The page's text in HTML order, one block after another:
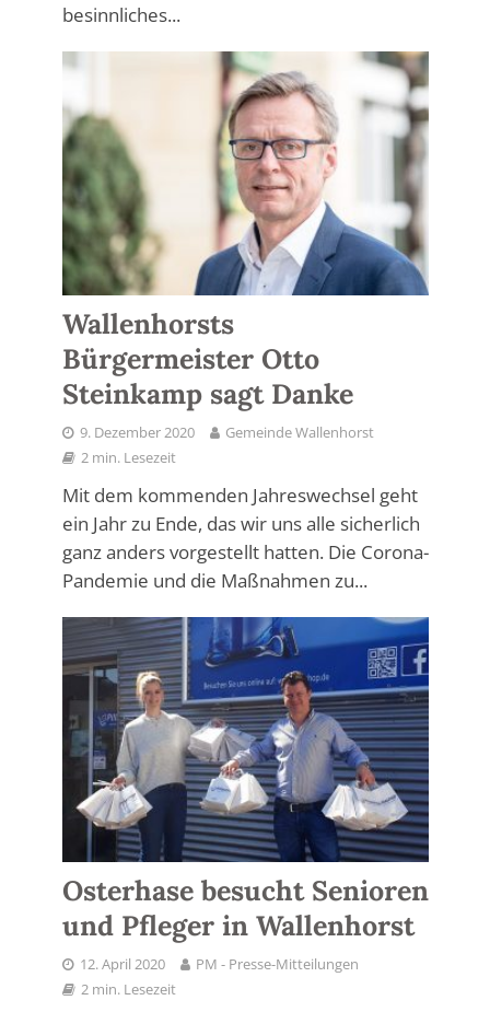
besinnliches...
Wallenhorsts
Bürgermeister Otto
Steinkamp sagt Danke
9. Dezember 2020
Gemeinde Wallenhorst
2 min. Lesezeit
Mit dem kommenden Jahreswechsel geht
ein Jahr zu Ende, das wir uns alle sicherlich
ganz anders vorgestellt hatten. Die Corona-
Pandemie und die Maßnahmen zu...
Osterhase besucht Senioren
und Pfleger in Wallenhorst
12. April 2020
PM - Presse-Mitteilungen
2 min. Lesezeit